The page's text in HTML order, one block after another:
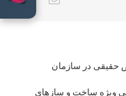
حقیقی در سازمان
ویژه ساخت و سازهای